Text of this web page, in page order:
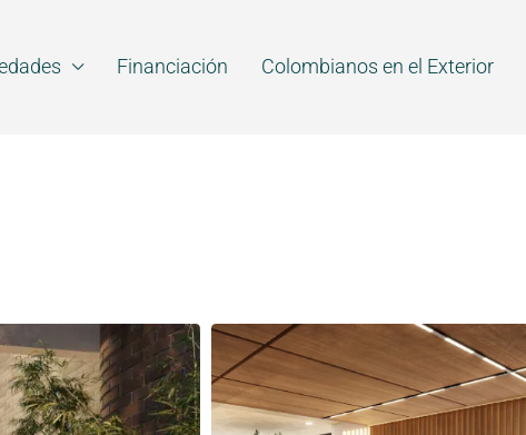
Financiación Colombianos en el Exterior